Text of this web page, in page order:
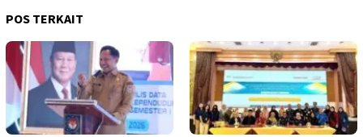
POS TERKAIT